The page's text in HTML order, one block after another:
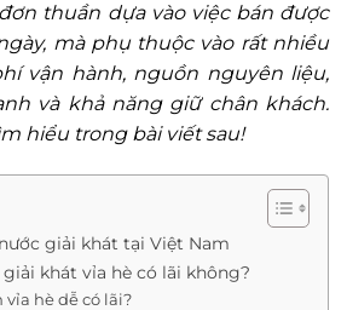
thuần dựa vào việc bán được
mà phụ thuộc vào rất nhiều
vận hành, nguồn nguyên liệu,
và khả năng giữ chân khách.
hiểu trong bài viết sau!
giải khát tại Việt Nam
khát vỉa hè có lãi không?
vỉa hè dễ có lãi?